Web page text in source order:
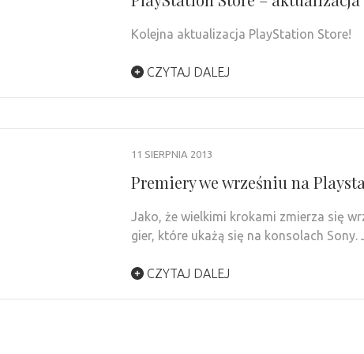
Kolejna aktualizacja PlayStation Store!
CZYTAJ DALEJ
11 SIERPNIA 2013
Premiery we wrześniu na
Jako, że wielkimi krokami zmierza się
gier, które ukażą się na konsolach
CZYTAJ DALEJ